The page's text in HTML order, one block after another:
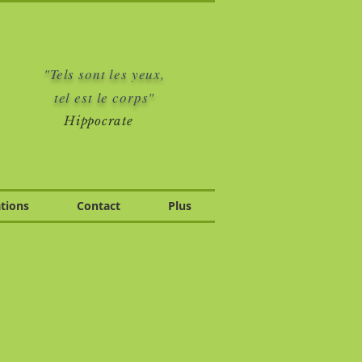
"Tels sont les yeux,
tel est le corps"
Hippocrate
Contact Plus